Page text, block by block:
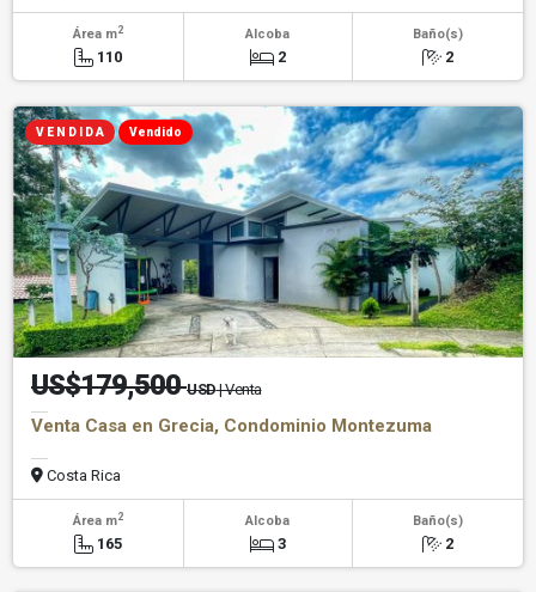
Área m2
110
Alcoba
2
Baño(s)
2
V E N D I D A Vendido
US$179,500USD| Venta
Venta Casa en Grecia, Condominio Montezuma
Costa Rica
Área m2
165
Alcoba
3
Baño(s)
2